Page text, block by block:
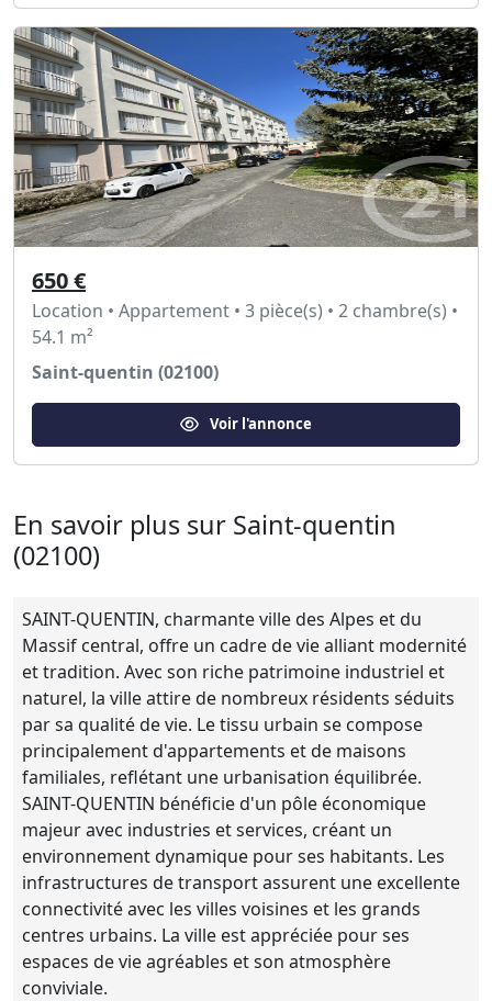
650 €
Location • Appartement • 3 pièce(s) • 2 chambre(s) •
54.1 m²
Saint-quentin (02100)
Voir l'annonce
En savoir plus sur Saint-quentin
(02100)
SAINT-QUENTIN, charmante ville des Alpes et du
Massif central, offre un cadre de vie alliant modernité
et tradition. Avec son riche patrimoine industriel et
naturel, la ville attire de nombreux résidents séduits
par sa qualité de vie. Le tissu urbain se compose
principalement d'appartements et de maisons
familiales, reflétant une urbanisation équilibrée.
SAINT-QUENTIN bénéficie d'un pôle économique
majeur avec industries et services, créant un
environnement dynamique pour ses habitants. Les
infrastructures de transport assurent une excellente
connectivité avec les villes voisines et les grands
centres urbains. La ville est appréciée pour ses
espaces de vie agréables et son atmosphère
conviviale.